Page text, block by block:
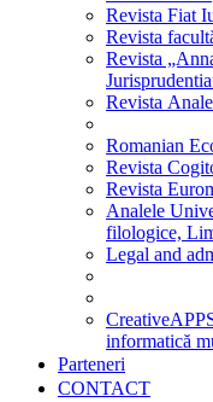
Revista Fiat
Revista
Revista
Revista
Romanian
Revista
Revista
Analele
filologice,
Legal and
informatică
Parteneri
CONTACT